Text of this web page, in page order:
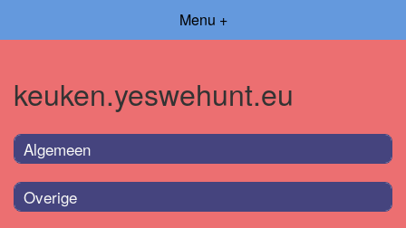
Menu +
keuken.yeswehunt.eu
Algemeen
Overige